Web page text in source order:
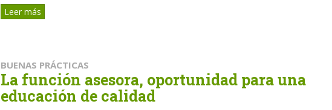
Leer más
BUENAS PRÁCTICAS
La función asesora, oportunidad para una
educación de calidad